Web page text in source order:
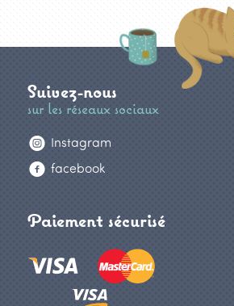
Suivez-nous
sur les réseaux sociaux
Instagram
facebook
Paiement sécurisé